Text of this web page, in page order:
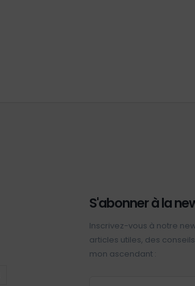
S'abonner à la
Inscrivez-vous à notre
articles utiles, des
mon ascendant :